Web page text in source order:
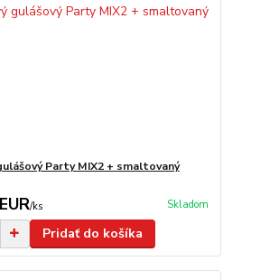
Party MIX2 + smaltovaný
/ks Skladom
Pridať do košíka